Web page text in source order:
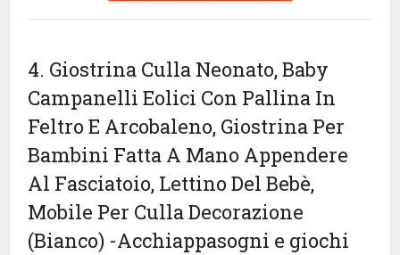
4. Giostrina Culla Neonato, Baby
Campanelli Eolici Con Pallina In
Feltro E Arcobaleno, Giostrina Per
Bambini Fatta A Mano Appendere
Al Fasciatoio, Lettino Del Bebè,
Mobile Per Culla Decorazione
(Bianco) -Acchiappasogni e giochi